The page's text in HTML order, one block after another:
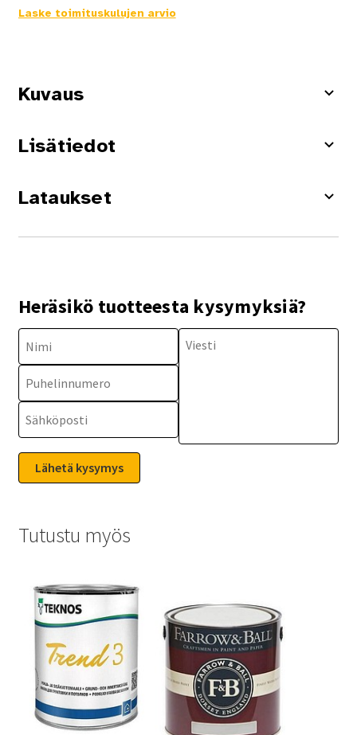
Laske toimituskulujen arvio
Kuvaus
Lisätiedot
Lataukset
Heräsikö tuotteesta kysymyksiä?
Tutustu myös